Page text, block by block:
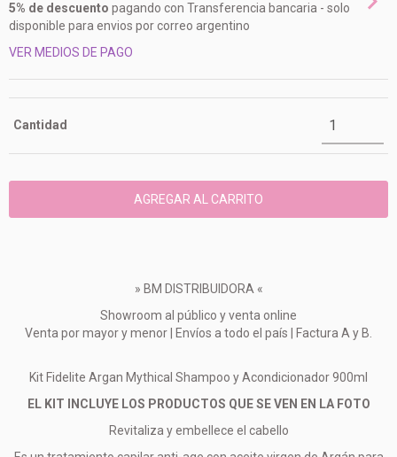
5% de descuento pagando con Transferencia bancaria - solo
disponible para envios por correo argentino
VER MEDIOS DE PAGO
Cantidad
» BM DISTRIBUIDORA «
Showroom al público y venta online
Venta por mayor y menor | Envíos a todo el país | Factura A y B.
Kit Fidelite Argan Mythical Shampoo y Acondicionador 900ml
EL KIT INCLUYE LOS PRODUCTOS QUE SE VEN EN LA FOTO
Revitaliza y embellece el cabello